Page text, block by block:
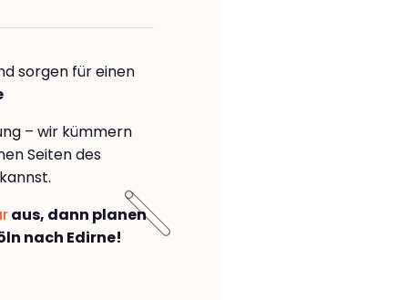
sorgen für einen
– wir kümmern
Seiten des
aus, dann planen
nach Edirne!